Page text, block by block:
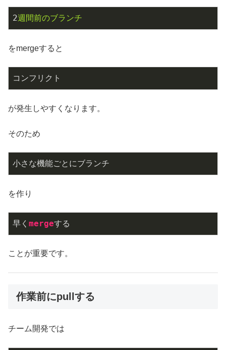
2週間前のブランチ
をmergeすると
コンフリクト
が発生しやすくなります。
そのため
小さな機能ごとにブランチ
を作り
早く mergeする
ことが重要です。
作業前にpullする
チーム開発では